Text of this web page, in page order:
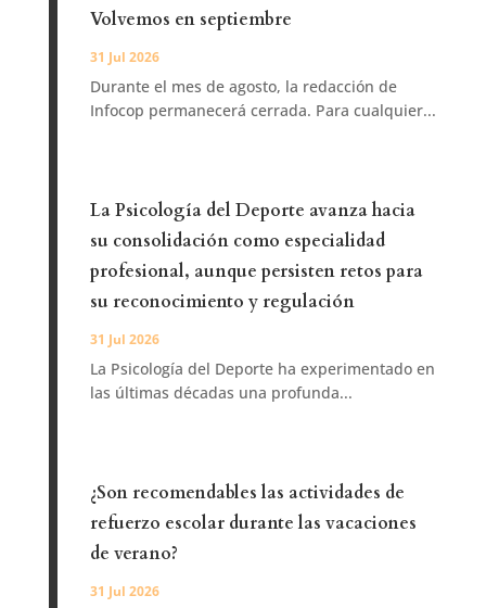
Volvemos en septiembre
31 Jul 2026
Durante el mes de agosto, la redacción de
Infocop permanecerá cerrada. Para cualquier...
La Psicología del Deporte avanza hacia
su consolidación como especialidad
profesional, aunque persisten retos para
su reconocimiento y regulación
31 Jul 2026
La Psicología del Deporte ha experimentado en
las últimas décadas una profunda...
¿Son recomendables las actividades de
refuerzo escolar durante las vacaciones
de verano?
31 Jul 2026